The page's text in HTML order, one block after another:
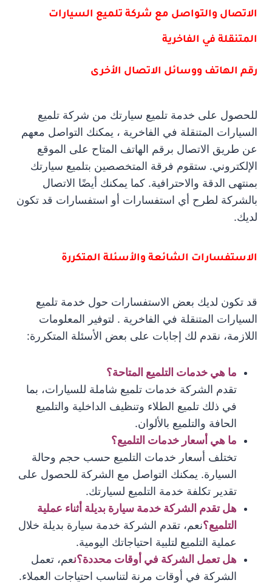
الاتصال والتواصل مع شركة تلميع السيارات
المتنقلة في الفاخرية
رقم الهاتف ووسائل الاتصال الأخرى
للحصول على خدمة تلميع سيارتك من شركة تلميع
السيارات المتنقلة في الفاخرية ، يمكنك التواصل معهم
عن طريق الاتصال برقم الهاتف المتاح على الموقع
الإلكتروني. ستقوم فرقة المتخصصين بتلميع سيارتك
بمنتهى الدقة والاحترافية. كما يمكنك أيضًا الاتصال
بالشركة لطرح أي استفسارات أو استفسارات قد تكون
لديك.
الاستفسارات الشائعة والأسئلة المتكررة
قد تكون لديك بعض الاستفسارات حول خدمة تلميع
السيارات المتنقلة في الفاخرية . لتوفير المعلومات
اللازمة، نقدم لك إجابات على بعض الأسئلة المتكررة:
ما هي خدمات التلميع المتاحة؟
تقدم الشركة خدمات تلميع شاملة للسيارات، بما
في ذلك تلميع الطلاء وتنظيف الداخلية والتلميع
الحافة والتلميع بالألوان.
ما هي أسعار خدمات التلميع؟
تختلف أسعار خدمات التلميع حسب حجم وحالة
السيارة. يمكنك التواصل مع الشركة للحصول على
تقدير تكلفة خدمة التلميع لسيارتك.
هل تقدم الشركة خدمة سيارة بديلة أثناء عملية
التلميع؟نعم، تقدم الشركة خدمة سيارة بديلة خلال
عملية التلميع لتلبية احتياجاتك اليومية.
هل تعمل الشركة في أوقات محددة؟نعم، تعمل
الشركة في أوقات مرنة لتناسب احتياجات العملاء.